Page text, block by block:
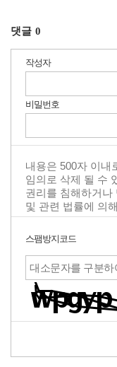
댓글 0
작성자
비밀번호
스팸방지코드